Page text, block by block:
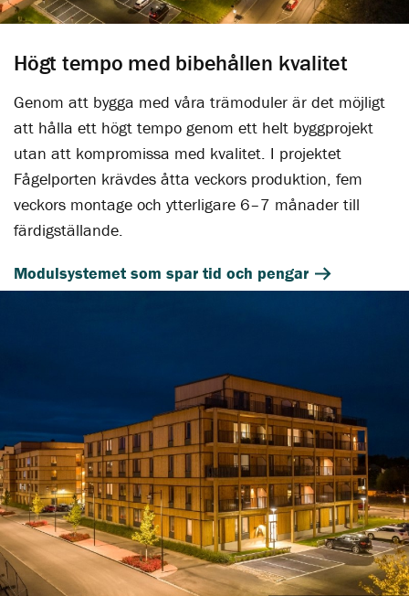
Högt tempo med bibehållen kvalitet
Genom att bygga med våra trämoduler är det möjligt
att hålla ett högt tempo genom ett helt byggprojekt
utan att kompromissa med kvalitet. I projektet
Fågelporten krävdes åtta veckors produktion, fem
veckors montage och ytterligare 6–7 månader till
färdigställande.
Modulsystemet som spar tid och pengar